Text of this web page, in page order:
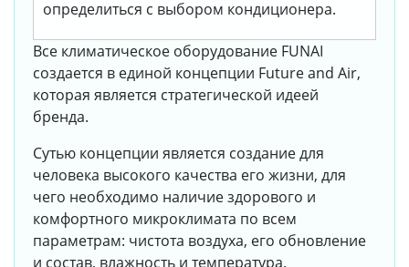
определиться с выбором кондиционера.
Все климатическое оборудование FUNAI
создается в единой концепции Future and Air,
которая является стратегической идеей
бренда.
Сутью концепции является создание для
человека высокого качества его жизни, для
чего необходимо наличие здорового и
комфортного микроклимата по всем
параметрам: чистота воздуха, его обновление
и состав, влажность и температура.